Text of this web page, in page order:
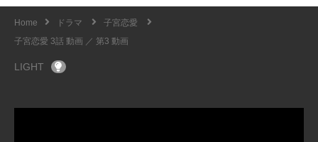
Home ドラマ
子宮恋愛
子宮恋愛 3話 動画 ／ 第3 動画
LIGHT